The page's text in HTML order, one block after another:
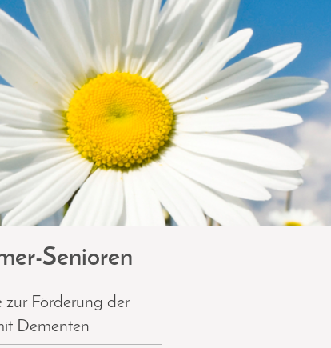
Senioren
zur Förderung der
Dementen